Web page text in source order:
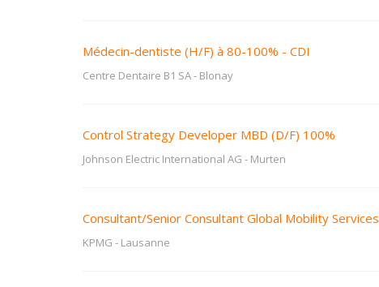
Médecin-dentiste (H/F) à 80-100% - CDI
Centre Dentaire B1 SA- Blonay
Control Strategy Developer MBD (D/F) 100%
Johnson Electric International AG - Murten
Consultant/Senior Consultant Global Mobility Services
KPMG - Lausanne